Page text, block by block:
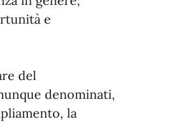
e
del
denominati,
la